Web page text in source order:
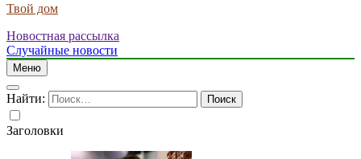
Твой дом
Новостная рассылка
Случайные новости
Меню
Найти:
Заголовки